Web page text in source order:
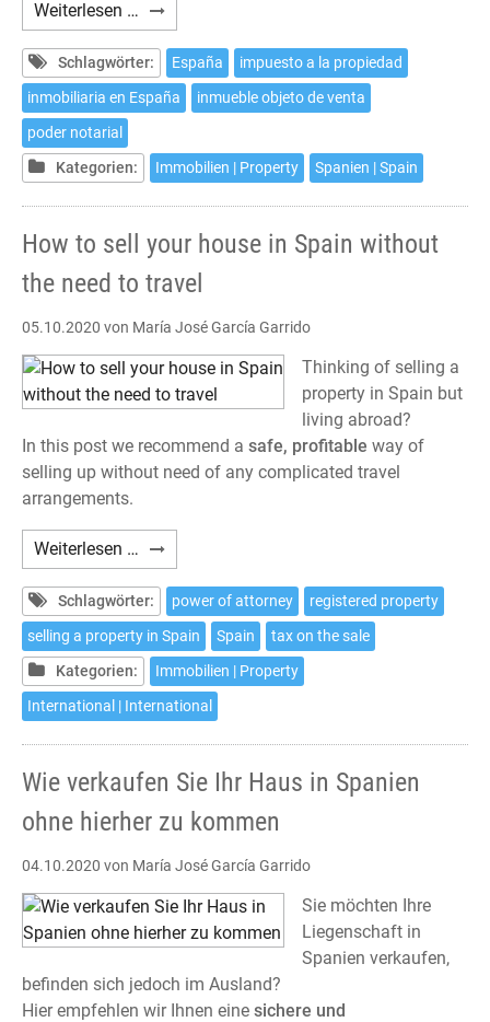
Weiterlesen … Cómo
vender
su
casa
en
desde
sin
desplazarse
Schlagwörter: España
impuesto a la propiedad
inmobiliaria en España
inmueble objeto de venta
poder notarial
Kategorien:
Immobilien | Property Spanien | Spain
How to sell your house in Spain without
the need to travel
05.10.2020 von María José García Garrido
Thinking of selling a
property in Spain but
living abroad?
In this post we recommend a safe, profitable way of
selling up without need of any complicated travel
arrangements.
Weiterlesen … How
to
sell
your
house
Spain
need
travel
Schlagwörter: power of attorney
registered property
selling a property in Spain
Spain
tax on the sale
Kategorien:
Immobilien | Property
International | International
Wie verkaufen Sie Ihr Haus in Spanien
ohne hierher zu kommen
04.10.2020 von María José García Garrido
Sie möchten Ihre
Liegenschaft in
Spanien verkaufen,
befinden sich jedoch im Ausland?
Hier empfehlen wir Ihnen eine sichere und